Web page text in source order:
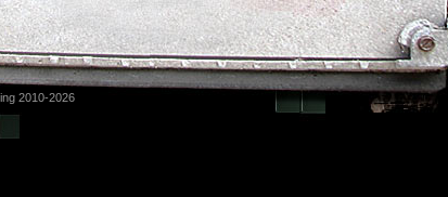
2010-2026